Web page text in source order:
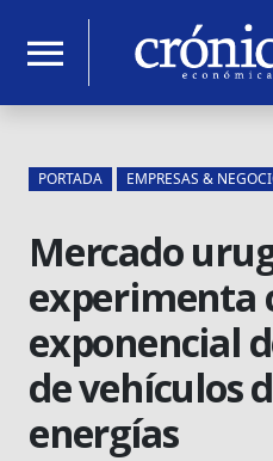
menu
PORTADA EMPRESAS &
Mercado
experimenta
exponencial
de vehículos
energías